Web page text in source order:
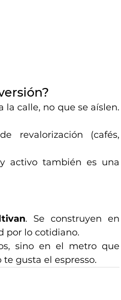
la calle, no que se aíslen.
revalorización (cafés,
activo también es una
. Se construyen en
por lo cotidiano.
sino en el metro que
gusta el espresso.